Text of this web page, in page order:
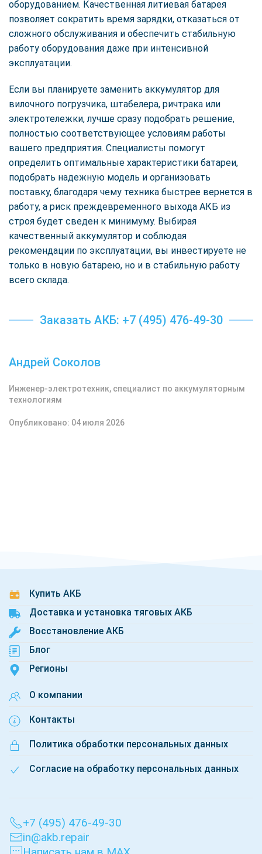
оборудованием. Качественная литиевая батарея
позволяет сократить время зарядки, отказаться от
сложного обслуживания и обеспечить стабильную
работу оборудования даже при интенсивной
эксплуатации.
Если вы планируете заменить аккумулятор для
вилочного погрузчика, штабелера, ричтрака или
электротележки, лучше сразу подобрать решение,
полностью соответствующее условиям работы
вашего предприятия. Специалисты помогут
определить оптимальные характеристики батареи,
подобрать надежную модель и организовать
поставку, благодаря чему техника быстрее вернется в
работу, а риск преждевременного выхода АКБ из
строя будет сведен к минимуму. Выбирая
качественный аккумулятор и соблюдая
рекомендации по эксплуатации, вы инвестируете не
только в новую батарею, но и в стабильную работу
всего склада.
Заказать АКБ: +7 (495) 476-49-30
Андрей Соколов
Инженер-электротехник, специалист по аккумуляторным
технологиям
Опубликовано: 04 июля 2026
Купить АКБ
Доставка и установка тяговых АКБ
Восстановление АКБ
Блог
Регионы
О компании
Контакты
Политика обработки персональных данных
Согласие на обработку персональных данных
+7 (495) 476-49-30
in@akb.repair